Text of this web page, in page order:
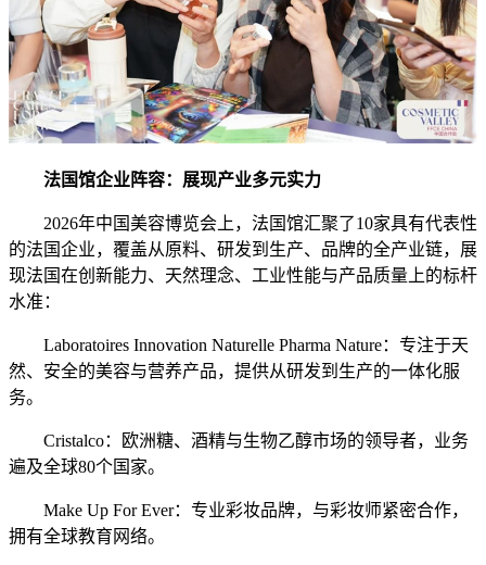
法国馆企业阵容：展现产业多元实力
2026年中国美容博览会上，法国馆汇聚了10家具有代表性
的法国企业，覆盖从原料、研发到生产、品牌的全产业链，展
现法国在创新能力、天然理念、工业性能与产品质量上的标杆
水准：
Laboratoires Innovation Naturelle Pharma Nature：专注于天
然、安全的美容与营养产品，提供从研发到生产的一体化服
务。
Cristalco：欧洲糖、酒精与生物乙醇市场的领导者，业务
遍及全球80个国家。
Make Up For Ever：专业彩妆品牌，与彩妆师紧密合作，
拥有全球教育网络。